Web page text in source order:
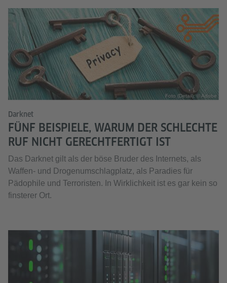
Foto (Detail): © Adobe
Darknet
FÜNF BEISPIELE, WARUM DER SCHLECHTE
RUF NICHT GERECHTFERTIGT IST
Das Darknet gilt als der böse Bruder des Internets, als
Waffen- und Drogenumschlagplatz, als Paradies für
Pädophile und Terroristen. In Wirklichkeit ist es gar kein so
finsterer Ort.